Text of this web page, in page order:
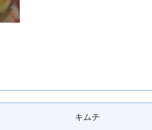
キムチ